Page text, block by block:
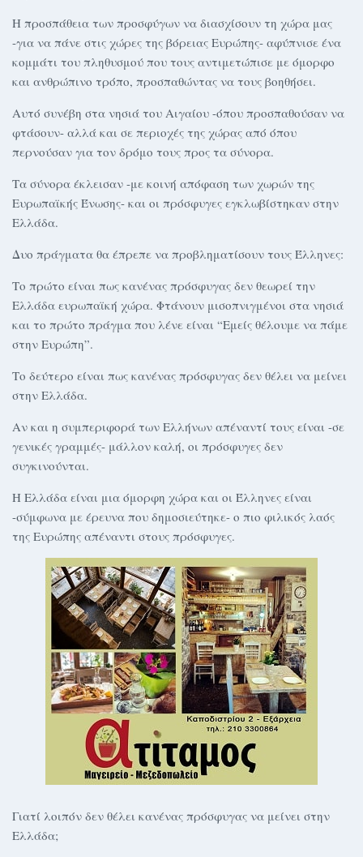
Η προσπάθεια των προσφύγων να διασχίσουν τη χώρα μας
-για να πάνε στις χώρες της βόρειας Ευρώπης- αφύπνισε ένα
κομμάτι του πληθυσμού που τους αντιμετώπισε με όμορφο
και ανθρώπινο τρόπο, προσπαθώντας να τους βοηθήσει.
Αυτό συνέβη στα νησιά του Αιγαίου -όπου προσπαθούσαν να
φτάσουν- αλλά και σε περιοχές της χώρας από όπου
περνούσαν για τον δρόμο τους προς τα σύνορα.
Τα σύνορα έκλεισαν -με κοινή απόφαση των χωρών της
Ευρωπαϊκής Ένωσης- και οι πρόσφυγες εγκλωβίστηκαν στην
Ελλάδα.
Δυο πράγματα θα έπρεπε να προβληματίσουν τους Έλληνες:
Το πρώτο είναι πως κανένας πρόσφυγας δεν θεωρεί την
Ελλάδα ευρωπαϊκή χώρα. Φτάνουν μισοπνιγμένοι στα νησιά
και το πρώτο πράγμα που λένε είναι “Εμείς θέλουμε να πάμε
στην Ευρώπη”.
Το δεύτερο είναι πως κανένας πρόσφυγας δεν θέλει να μείνει
στην Ελλάδα.
Αν και η συμπεριφορά των Ελλήνων απέναντί τους είναι -σε
γενικές γραμμές- μάλλον καλή, οι πρόσφυγες δεν
συγκινούνται.
Η Ελλάδα είναι μια όμορφη χώρα και οι Έλληνες είναι
-σύμφωνα με έρευνα που δημοσιεύτηκε- ο πιο φιλικός λαός
της Ευρώπης απέναντι στους πρόσφυγες.
Γιατί λοιπόν δεν θέλει κανένας πρόσφυγας να μείνει στην
Ελλάδα;